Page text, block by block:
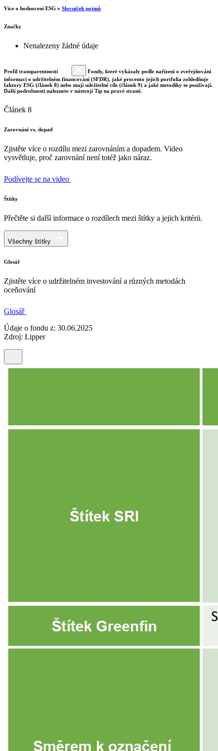
Více o hodnocení ESG v Slovníček pojmů
Značky
Nenalezeny žádné údaje
Profil transparentnosti
Fondy, které vykázaly podle nařízení o zveřejňování
informací o udržitelném financování (SFDR), jaké procento jejich portfolia zohledňuje
faktory ESG (článek 8) nebo mají udržitelné cíle (článek 9) a jaké metodiky se používají.
Další podrobnosti naleznete v nástroji Tip na pravé straně.
Článek 8
Zarovnání vs. dopad
Zjistěte více o rozdílu mezi zarovnáním a dopadem. Video
vysvětluje, proč zarovnání není totéž jako náraz.
Podívejte se na video
Štítky
Přečtěte si další informace o rozdílech mezi štítky a jejich kritérii.
Všechny štítky
Glosář
Zjistěte více o udržitelném investování a různých metodách
oceňování
Glosář
Údaje o fondu z: 30.06.2025
Zdroj: Lipper